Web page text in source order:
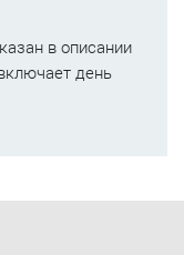
в описании
день